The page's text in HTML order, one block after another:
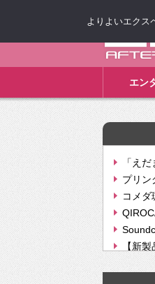
エン
「え
プリン
コメ
【新
【次
よりよいエクス